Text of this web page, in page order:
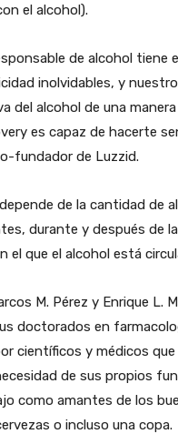
el alcohol).
de alcohol tiene
inolvidables, y
del alcohol de una
es capaz de hacerte
fundador de Luzzid.
de la cantidad de
durante y después de
el que el alcohol está
M. Pérez y Enrique L.
doctorados en
científicos y médicos
de sus propios
como amantes de los
o incluso una copa.